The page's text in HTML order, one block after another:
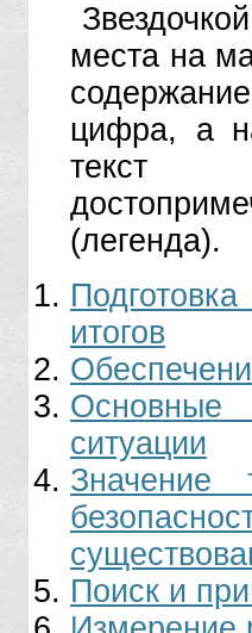
места на
цифра, а
текст
(легенда).
итогов
Основные
ситуации
Значение
Поиск и